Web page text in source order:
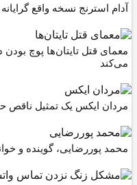
استرنج نسخه واقع گرایانه
قتل تایتان‌ها پوچ بودن
ایکس یک تمثیل ناقص حقوق
پوررضایی، گوینده و خواننده